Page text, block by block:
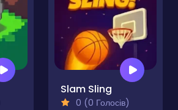
Slam Sling
0 (0 Голосів)